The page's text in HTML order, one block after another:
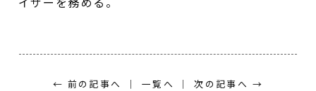
← 前の記事へ 一覧へ 次の記事へ →